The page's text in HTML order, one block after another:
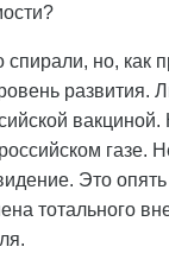
спирали, но, как
развития.
вакциной.
газе.
Это
тотального